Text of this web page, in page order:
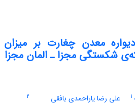
معدن چغارت بر میزان
شکستگی مجزا ـ المان مجزا
1 علی رضا یاراحمدی بافقی
2